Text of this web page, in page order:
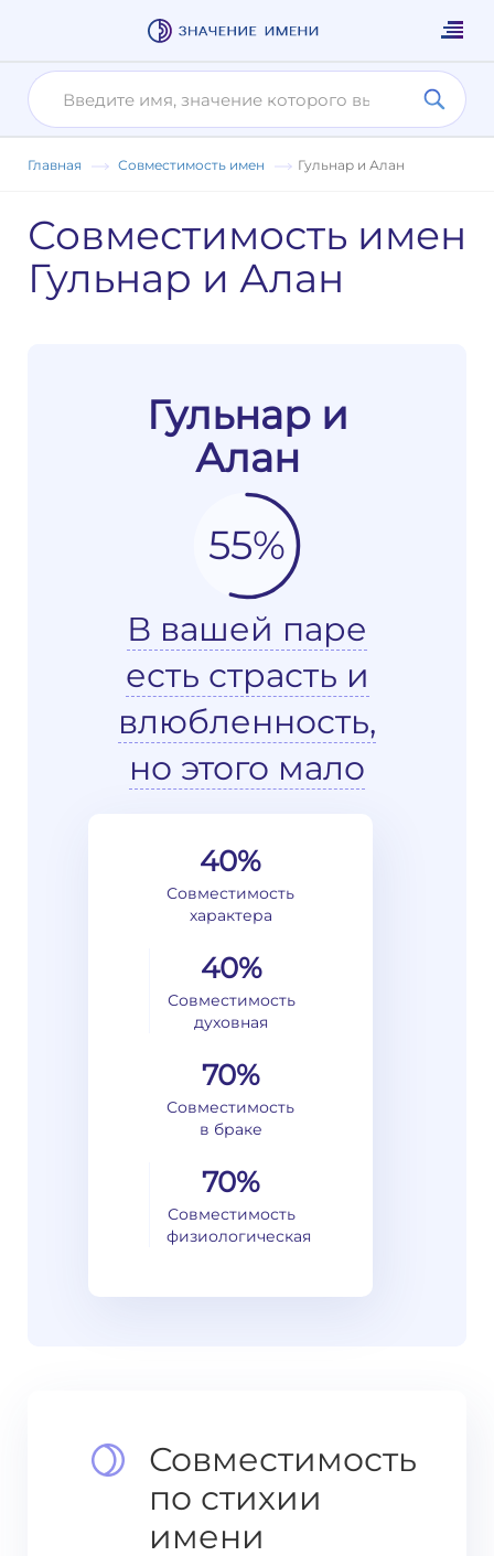
Главная Совместимость имен Гульнар и Алан
Совместимость имен
Гульнар и Алан
Гульнар и
Алан
55%
В вашей паре
есть страсть и
влюбленность,
но этого мало
40%
Совместимость
характера
40%
Совместимость
духовная
70%
Совместимость
в браке
70%
Совместимость
физиологическая
Совместимость
по стихии
имени